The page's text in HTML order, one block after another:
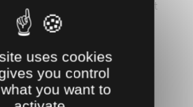
vidange. Pour l'abreuvement
stabulation de ...
AU PANIER
uses cookies
you control
you want to